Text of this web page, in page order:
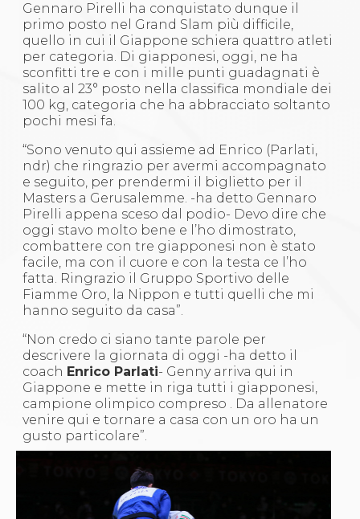
Gennaro Pirelli ha conquistato dunque il
primo posto nel Grand Slam più difficile,
quello in cui il Giappone schiera quattro atleti
per categoria. Di giapponesi, oggi, ne ha
sconfitti tre e con i mille punti guadagnati è
salito al 23° posto nella classifica mondiale dei
100 kg, categoria che ha abbracciato soltanto
pochi mesi fa.
“Sono venuto qui assieme ad Enrico (Parlati,
ndr) che ringrazio per avermi accompagnato
e seguito, per prendermi il biglietto per il
Masters a Gerusalemme. -ha detto Gennaro
Pirelli appena sceso dal podio- Devo dire che
oggi stavo molto bene e l’ho dimostrato,
combattere con tre giapponesi non è stato
facile, ma con il cuore e con la testa ce l’ho
fatta. Ringrazio il Gruppo Sportivo delle
Fiamme Oro, la Nippon e tutti quelli che mi
hanno seguito da casa”.
“Non credo ci siano tante parole per
descrivere la giornata di oggi -ha detto il
coach Enrico Parlati- Genny arriva qui in
Giappone e mette in riga tutti i giapponesi,
campione olimpico compreso . Da allenatore
venire qui e tornare a casa con un oro ha un
gusto particolare”.